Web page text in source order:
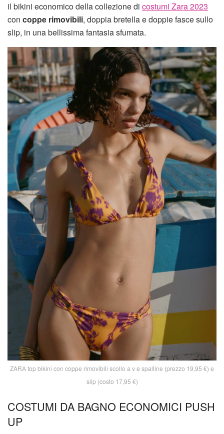
il bikini economico della collezione di costumi Zara 2023
con coppe rimovibili, doppia bretella e doppie fasce sullo
slip, in una bellissima fantasia sfumata.
ZARA top bikini con coppe rimovibili scollo a v e spalline (prezzo 19,95 €) e
slip (costo 17,95 €)
COSTUMI DA BAGNO ECONOMICI PUSH
UP